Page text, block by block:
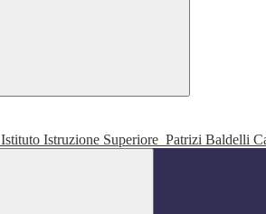
Istituto Istruzione Superiore Patrizi Baldelli